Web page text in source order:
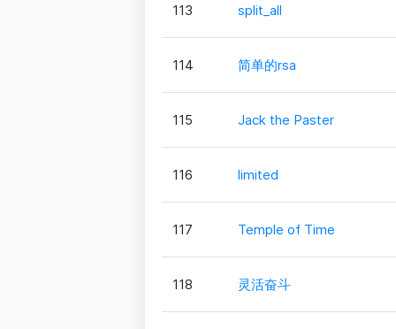
113 split_all
114 简单的rsa
115 Jack the Paster
116 limited
117 Temple of Time
118 灵活奋斗